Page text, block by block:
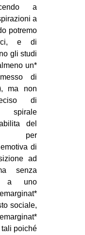
a
a
potremo
e di
gli studi
un*
di
ma non
di
del
per
di
ad
senza
a uno
sociale,
poiché